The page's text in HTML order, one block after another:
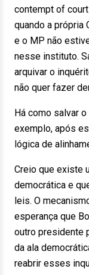
contempt of
quando a própria
e o MP não
nesse instituto.
arquivar o
não quer fazer
Há como salvar
exemplo, após
lógica de
Creio que existe
democrática e
leis. O
esperança que
outro presidente
da ala
reabrir esses